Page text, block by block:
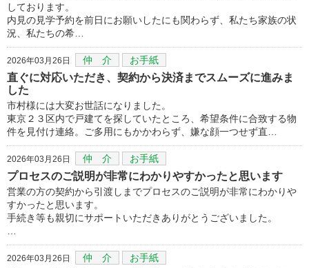
しております。
内見の見学予約を前日にお願いしたにも関わらず、私たち家族の状
況、私たちの希…
2026年03月26日 仲 介 お手紙
直ぐに対応いただき、契約から決済までスムーズに進みま
した
市村様には大変お世話になりました。
東京２３区内で戸建てを探していたところ、希望条件に合致する物
件を見付け連絡。ご多用にもかかわらず、嫌な顔一つせず直…
2026年03月26日 仲 介 お手紙
プロセスのご説明が非常にわかりやすかったと思います
営業の方の契約から引渡しまでプロセスのご説明が非常にわかりや
すかったと思います。
手続き等も親切にサポートいただきありがとうございました。
2026年03月26日 仲 介 お手紙